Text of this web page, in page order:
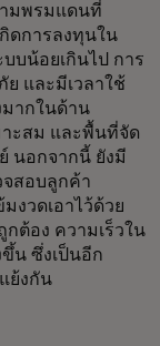
ามพรมแดนที่
กิดการลงทุนใน
บน้อยเกินไป การ
และมีเวลาใช้
มากในด้าน
ะสม และพื้นที่จัด
นอกจากนี้ ยังมี
จสอบลูกค้า
งวดเอาไว้ด้วย
กต้อง ความเร็วใน
น ซึ่งเป็นอีก
ย้งกัน